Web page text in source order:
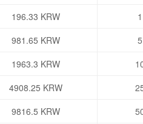
196.33 KRW
981.65 KRW
1963.3 KRW
4908.25 KRW
9816.5 KRW